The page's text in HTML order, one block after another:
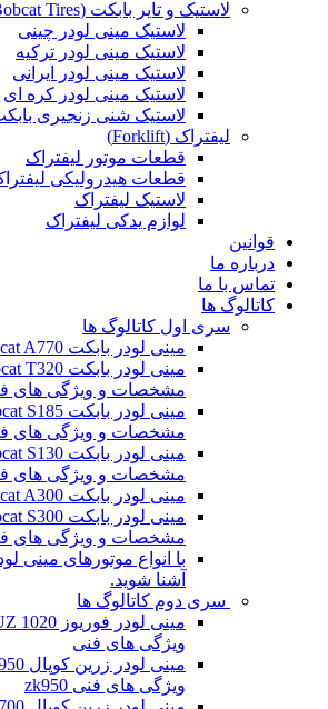
لاستیک و تایر بابکت (Bobcat Tires)
لاستیک مینی لودر چینی
لاستیک مینی لودر ترکیه
لاستیک مینی لودر ایرانی
لاستیک مینی لودر کره ای
لاستیک شنی زنجیری
لیفتراک (Forklift)
قطعات موتور لیفتراک
قطعات هیدرولیکی
لاستیک لیفتراک
لوازم یدکی لیفتراک
قوانین
درباره ما
تماس با ما
کاتالوگ ها
سری اول کاتالوگ ها
مینی لودر بابکت Bobcat A770
مشخصات و ویژگی های
مشخصات و ویژگی های
مشخصات و ویژگی های
مینی لودر بابکت Bobcat A300
مشخصات و ویژگی های
با انواع موتورهای مینی
آشنا شوید.
سری دوم کاتالوگ ها
ویژگی های فنی
ویژگی های فنی zk950